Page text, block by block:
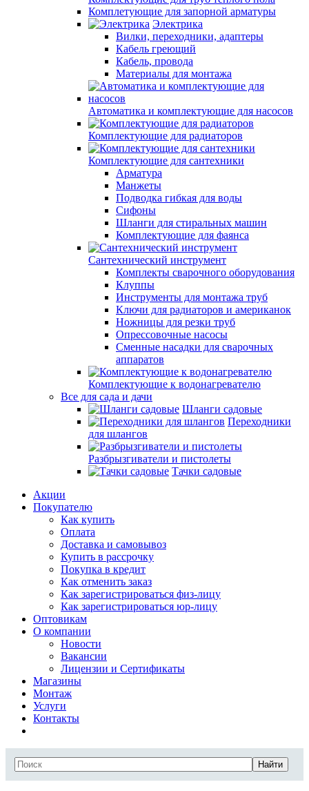
Комплетующие для запорной арматуры
Электрика
Вилки, переходники, адаптеры
Кабель греющий
Кабель, провода
Материалы для монтажа
Автоматика и комплектующие для насосов
Комплектующие для радиаторов
Комплектующие для сантехники
Арматура
Манжеты
Подводка гибкая для воды
Сифоны
Шланги для стиральных машин
Комплектующие для фаянса
Сантехнический инструмент
Комплекты сварочного оборудования
Клуппы
Инструменты для монтажа труб
Ключи для радиаторов и американок
Ножницы для резки труб
Опрессовочные насосы
Сменные насадки для сварочных
аппаратов
Комплектующие к водонагревателю
Все для сада и дачи
Шланги садовые
Переходники
для шлангов
Разбрызгиватели и пистолеты
Тачки садовые
Акции
Покупателю
Как купить
Оплата
Доставка и самовывоз
Купить в рассрочку
Покупка в кредит
Как отменить заказ
Как зарегистрироваться физ-лицу
Как зарегистрироваться юр-лицу
Оптовикам
О компании
Новости
Вакансии
Лицензии и Сертификаты
Магазины
Монтаж
Услуги
Контакты
Найти